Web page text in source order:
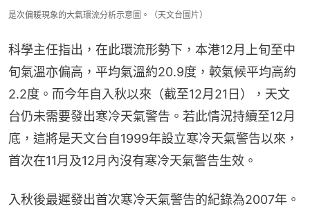
是次偏暖現象的大氣環流分析示意圖。（天文台圖片）
科學主任指出，在此環流形勢下，本港12月上旬至中
旬氣溫亦偏高，平均氣溫約20.9度，較氣候平均高約
2.2度。而今年自入秋以來（截至12月21日），天文
台仍未需要發出寒冷天氣警告。若此情況持續至12月
底，這將是天文台自1999年設立寒冷天氣警告以來，
首次在11月及12月內沒有寒冷天氣警告生效。
入秋後最遲發出首次寒冷天氣警告的紀錄為2007年。